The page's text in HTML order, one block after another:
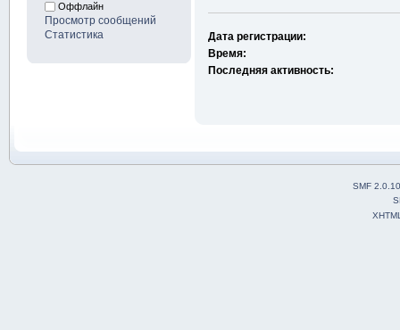
Оффлайн
Просмотр сообщений
Статистика
Дата регистрации:
Время:
Последняя активность:
SMF